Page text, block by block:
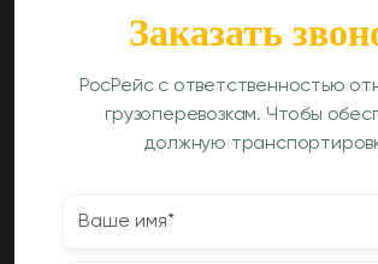
Заказать
РосРейс с ответственностью
грузоперевозкам. Чтобы
должную